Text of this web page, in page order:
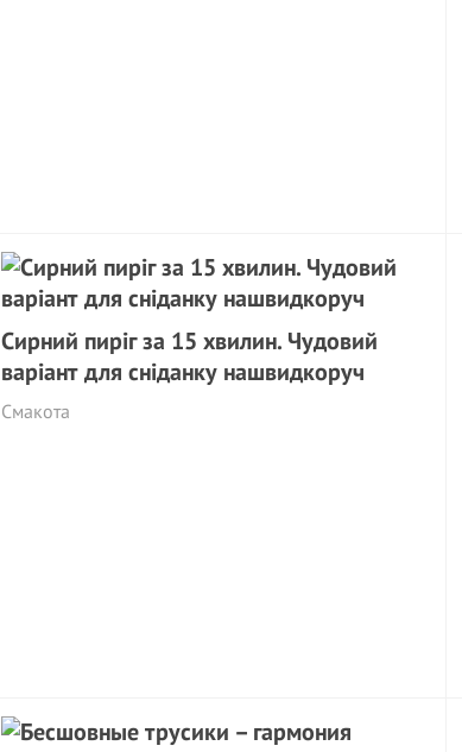
Сирний пиріг за 15 хвилин. Чудовий
варіант для сніданку нашвидкоруч
Смакота